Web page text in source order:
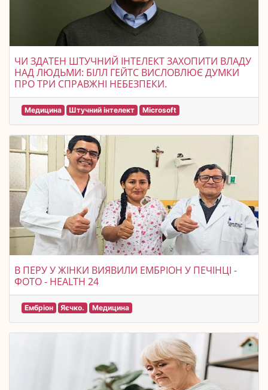
ЧИ ЗДАТЕН ШТУЧНИЙ ІНТЕЛЕКТ ЗАХОПИТИ ВЛАДУ
НАД ЛЮДЬМИ: БІЛЛ ГЕЙТС ВИСЛОВЛЮЄ ДУМКИ
ПРО ТРИ СПРАВЖНІ НЕБЕЗПЕКИ.
Медицина Штучний інтелект Microsoft
В ПЕРУ У ЖІНКИ ВИЯВИЛИ ЕМБРІОН У ПЕЧІНЦІ -
ФОТО - HEALTH 24
Ембріон Яєчко. Медицина